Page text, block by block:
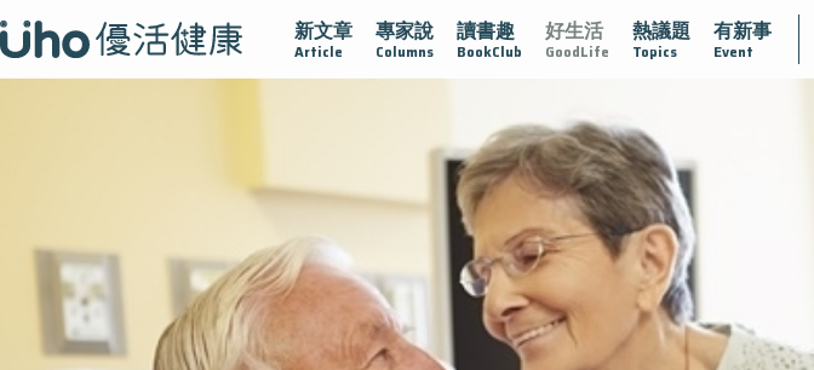
新文章
Article
專家說
Columns
讀書趣
BookClub
好生活
GoodLife
熱議題
Topics
有新事
Event
疫情保衛戰 再生醫學 愛的未來視 認識攝護腺肥大 守護骨骼健康 達文西手術專欄